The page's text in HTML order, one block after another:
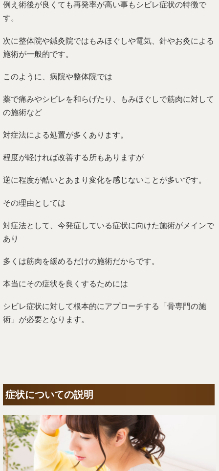
例え術後が良くても再発率が高い事もシビレ症状の特徴で
す。
次に整体院や鍼灸院ではもみほぐしや電気、針やお灸による
施術が一般的です。
このように、病院や整体院では
薬で痛みやシビレを和らげたり、もみほぐしで筋肉に対して
の施術など
対症法による処置が多くあります。
程度が軽ければ改善する所もありますが
逆に程度が酷いとあまり変化を感じないことが多いです。
その理由としては
対症法として、今発症している症状に向けた施術がメインで
あり
多くは筋肉を緩めるだけの施術だからです。
本当にその症状を良くするためには
シビレ症状に対して根本的にアプローチする「骨専門の施
術」が必要となります。
症状についての説明